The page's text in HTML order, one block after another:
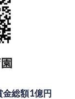
金総額1億円